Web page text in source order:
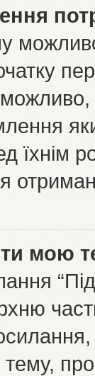
їхнім
мою